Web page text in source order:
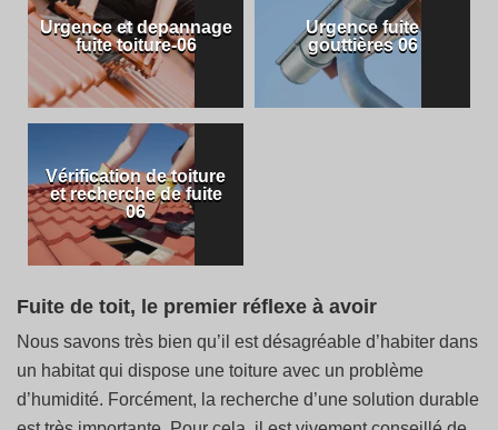
Urgence et depannage
fuite toiture-06
Urgence fuite
gouttières 06
Vérification de toiture
et recherche de fuite
06
Fuite de toit, le premier réflexe à avoir
Nous savons très bien qu’il est désagréable d’habiter dans
un habitat qui dispose une toiture avec un problème
d’humidité. Forcément, la recherche d’une solution durable